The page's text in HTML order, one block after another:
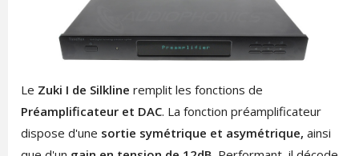
Le Zuki I de Silkline remplit les fonctions de
Préamplificateur et DAC. La fonction préamplificateur
dispose d'une sortie symétrique et asymétrique, ainsi